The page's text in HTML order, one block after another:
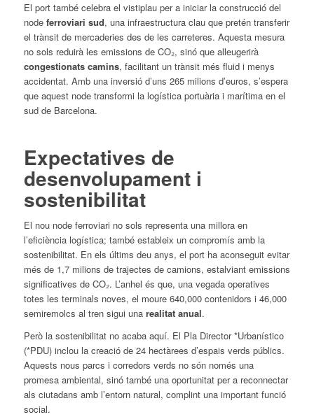
El port també celebra el vistiplau per a iniciar la construcció del
node ferroviari sud, una infraestructura clau que pretén transferir
el trànsit de mercaderies des de les carreteres. Aquesta mesura
no sols reduirà les emissions de CO₂, sinó que alleugerirà
congestionats camins, facilitant un trànsit més fluid i menys
accidentat. Amb una inversió d’uns 265 milions d’euros, s’espera
que aquest node transformi la logística portuària i marítima en el
sud de Barcelona.
Expectatives de
desenvolupament i
sostenibilitat
El nou node ferroviari no sols representa una millora en
l’eficiència logística; també estableix un compromís amb la
sostenibilitat. En els últims deu anys, el port ha aconseguit evitar
més de 1,7 milions de trajectes de camions, estalviant emissions
significatives de CO₂. L’anhel és que, una vegada operatives
totes les terminals noves, el moure 640,000 contenidors i 46,000
semiremolcs al tren sigui una realitat anual.
Però la sostenibilitat no acaba aquí. El Pla Director *Urbanístico
(*PDU) inclou la creació de 24 hectàrees d’espais verds públics.
Aquests nous parcs i corredors verds no són només una
promesa ambiental, sinó també una oportunitat per a reconnectar
als ciutadans amb l’entorn natural, complint una important funció
social.